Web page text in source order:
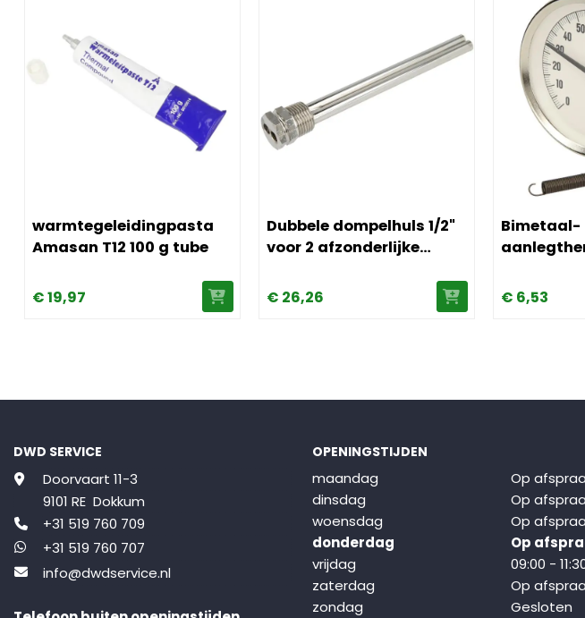
warmtegeleidingpasta
Amasan T12 100 g tube
€19,97
Dubbele dompelhuls 1/2"
voor 2 afzonderlijke
€ 26,26
Bimetaal-
€ 6,53
DWD SERVICE
Doorvaart 11-3
9101 RE Dokkum
+31 519 760 709
+31 519 760 707
info@dwdservice.nl
OPENINGSTIJDEN
maandag
Op
dinsdag
Op
woensdag
Op
donderdag
Op
vrijdag
09:00 -
zaterdag
Op
zondag
Gesloten